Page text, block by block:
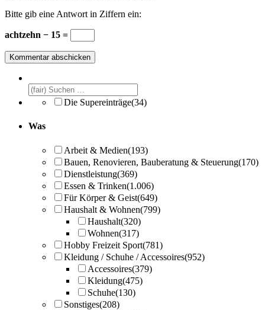
Bitte gib eine Antwort in Ziffern ein:
achtzehn − 15 =
Die Supereinträge(34)
Was
Arbeit & Medien(193)
Bauen, Renovieren, Bauberatung & Steuerung(170)
Dienstleistung(369)
Essen & Trinken(1.006)
Für Körper & Geist(649)
Haushalt & Wohnen(799)
Haushalt(320)
Wohnen(317)
Hobby Freizeit Sport(781)
Kleidung / Schuhe / Accessoires(952)
Accessoires(379)
Kleidung(475)
Schuhe(130)
Sonstiges(208)